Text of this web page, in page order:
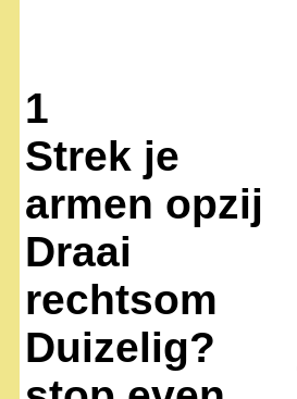
1
Strek je
armen opzij
Draai
rechtsom
Duizelig?